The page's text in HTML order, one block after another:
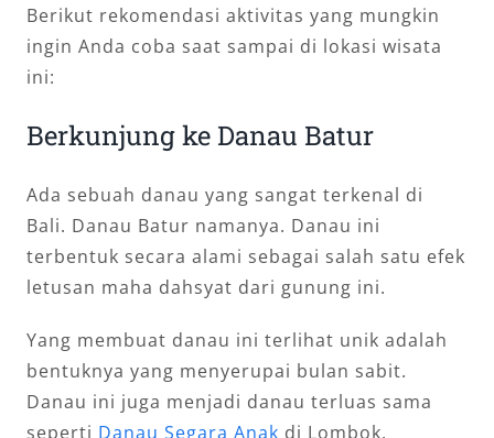
Berikut rekomendasi aktivitas yang mungkin
ingin Anda coba saat sampai di lokasi wisata
ini:
Berkunjung ke Danau Batur
Ada sebuah danau yang sangat terkenal di
Bali. Danau Batur namanya. Danau ini
terbentuk secara alami sebagai salah satu efek
letusan maha dahsyat dari gunung ini.
Yang membuat danau ini terlihat unik adalah
bentuknya yang menyerupai bulan sabit.
Danau ini juga menjadi danau terluas sama
seperti Danau Segara Anak di Lombok.